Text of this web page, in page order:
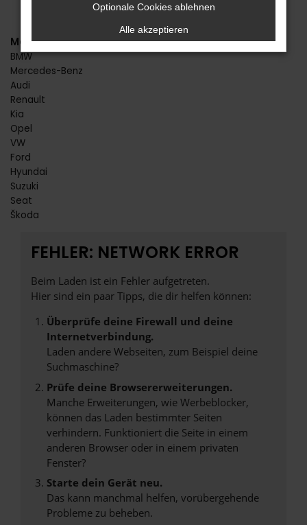
Marken
BMW
Mercedes-Benz
Audi
Renault
Kia
Opel
VW
Ford
Hyundai
Suzuki
Seat
Škoda
FEHLER: NETWORK ERROR
Beim Laden ist ein Fehler aufgetreten.
Hier sind ein paar Tipps, die dir helfen können:
Überprüfe deine Firewall und deine
Internetverbindung.
Laden andere Webseiten, zum Beispiel deine
Suchmaschine?
Prüfe deine Browsererweiterungen.
Manche Erweiterungen, wie Werbeblocker,
können das Laden bestimmter Seiten
verhindern. Funktioniert die Seite in einem
anderen Browser oder in einem privaten
Fenster?
Starte dein Gerät neu.
Das kann manchmal helfen, vorübergehende
Probleme zu beheben.
Optionale Cookies ablehnen
Alle akzeptieren